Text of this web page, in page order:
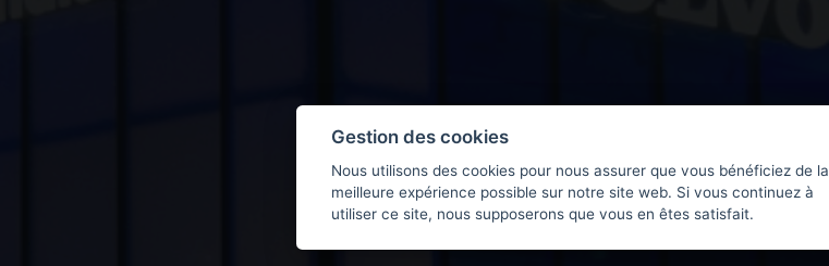
Gestion des cookies
Nous utilisons des cookies pour nous assurer que vous bénéficiez de la
meilleure expérience possible sur notre site web. Si vous continuez à
utiliser ce site, nous supposerons que vous en êtes satisfait.